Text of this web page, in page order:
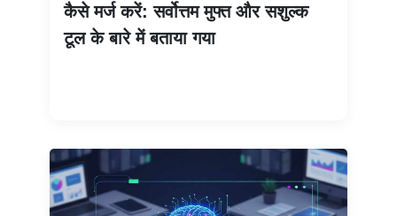
कैसे मर्ज करें: सर्वोत्तम मुफ्त और सशुल्क
टूल के बारे में बताया गया